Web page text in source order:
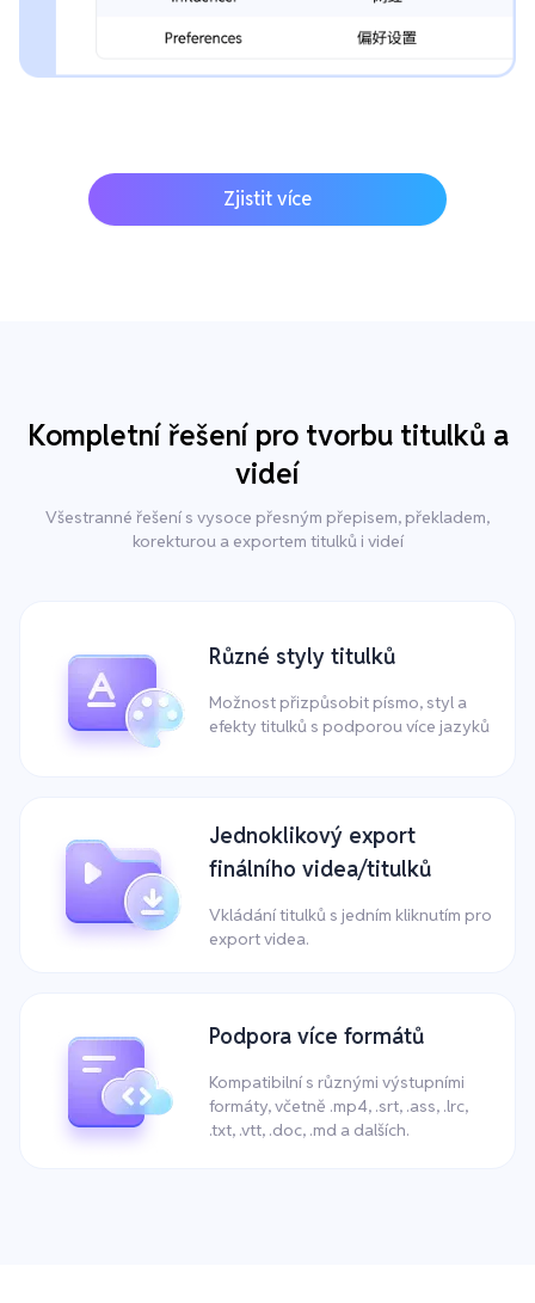
Zjistit více
Kompletní řešení pro tvorbu titulků a
videí
Všestranné řešení s vysoce přesným přepisem, překladem,
korekturou a exportem titulků i videí
Různé styly titulků
Možnost přizpůsobit písmo, styl a
efekty titulků s podporou více jazyků
Jednoklikový export
finálního videa/titulků
Vkládání titulků s jedním kliknutím pro
export videa.
Podpora více formátů
Kompatibilní s různými výstupními
formáty, včetně .mp4, .srt, .ass, .lrc,
.txt, .vtt, .doc, .md a dalších.